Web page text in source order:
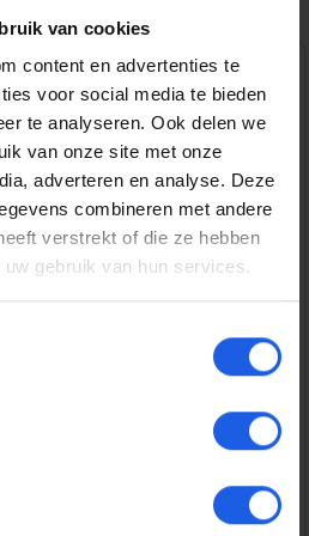
van cookies
content en advertenties te
voor social media te bieden
te analyseren. Ook delen we
van onze site met onze
adverteren en analyse. Deze
combineren met andere
verstrekt of die ze hebben
gebruik van hun services.